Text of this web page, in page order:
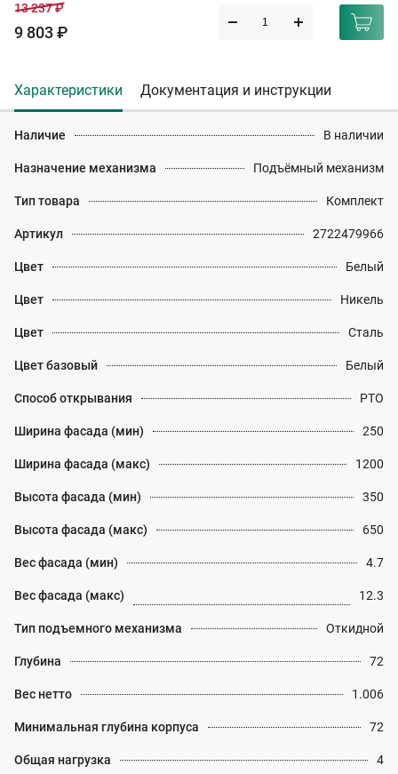
13 237 ₽
9 803 ₽
Характеристики Документация и инструкции
Наличие В наличии
Назначение механизма Подъёмный механизм
Тип товара Комплект
Артикул 2722479966
Цвет Белый
Цвет Никель
Цвет Сталь
Цвет базовый Белый
Способ открывания PTO
Ширина фасада (мин) 250
Ширина фасада (макс) 1200
Высота фасада (мин) 350
Высота фасада (макс) 650
Вес фасада (мин) 4.7
Вес фасада (макс) 12.3
Тип подъемного механизма Откидной
Глубина 72
Вес нетто 1.006
Минимальная глубина корпуса 72
Общая нагрузка 4